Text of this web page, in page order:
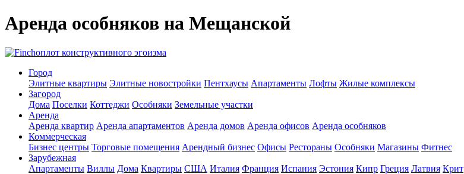
Аренда особняков на Мещанской
оплот конструктивного эгоизма
Город
Элитные квартиры Элитные новостройки Пентхаусы Апартаменты Лофты Жилые комплексы
Загород
Дома Поселки Коттеджи Особняки Земельные участки
Аренда
Аренда квартир Аренда апартаментов Аренда домов Аренда офисов Аренда особняков
Коммерческая
Бизнес центры Торговые помещения Арендный бизнес Офисы Рестораны Особняки Магазины Фитнес
Зарубежная
Апартаменты Виллы Дома Квартиры США Италия Франция Испания Эстония Кипр Греция Латвия Крит